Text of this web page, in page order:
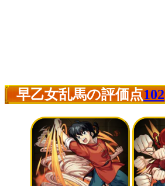
早乙女乱馬の評価点102